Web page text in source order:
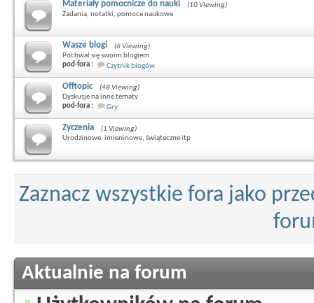
Materiały pomocnicze do nauki
(10 Viewing)
Zadania, notatki, pomoce naukowe
Wasze blogi
(6 Viewing)
Pochwal się swoim blogiem
pod-fora :
Czytnik blogów
Offtopic
(48 Viewing)
Dyskusje na inne tematy
pod-fora :
Gry
Zyczenia
(1 Viewing)
Urodzinowe, imieninowe, świąteczne itp
Zaznacz wszystkie fora jako
Aktualnie na forum